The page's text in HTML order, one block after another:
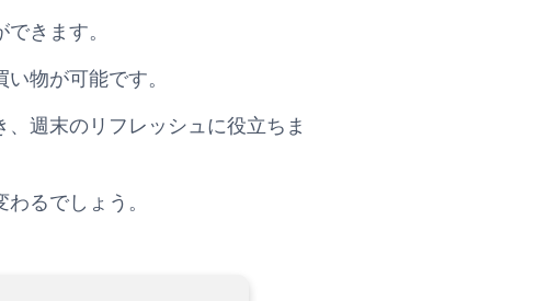
きます。
物が可能です。
週末のリフレッシュに役立ちま
るでしょう。